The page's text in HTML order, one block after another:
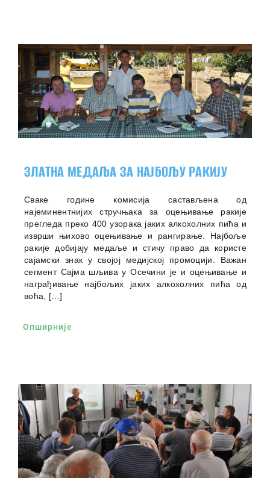
ЗЛАТНА МЕДАЉА ЗА НАЈБОЉУ РАКИЈУ
Сваке године комисија састављена од
најеминентнијих стручњака за оцењивање ракије
прегледа преко 400 узорака јаких алкохолних пића и
изврши њихово оцењивање и рангирање. Најбоље
ракије добијају медаље и стичу право да користе
сајамски знак у својој медијској промоцији. Важан
сегмент Сајма шљива у Осечини је и оцењивање и
награђивање најбољих јаких алкохолних пића од
воћа, […]
Опширније